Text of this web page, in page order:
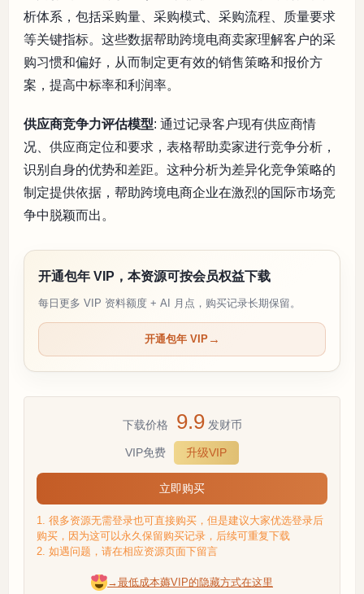
析体系，包括采购量、采购模式、采购流程、质量要求
等关键指标。这些数据帮助跨境电商卖家理解客户的采
购习惯和偏好，从而制定更有效的销售策略和报价方
案，提高中标率和利润率。
供应商竞争力评估模型: 通过记录客户现有供应商情
况、供应商定位和要求，表格帮助卖家进行竞争分析，
识别自身的优势和差距。这种分析为差异化竞争策略的
制定提供依据，帮助跨境电商企业在激烈的国际市场竞
争中脱颖而出。
开通包年 VIP，本资源可按会员权益下载
每日更多 VIP 资料额度 + AI 月点，购买记录长期保留。
开通包年 VIP
下载价格 9.9发财币
VIP免费 升级VIP
立即购买
1. 很多资源无需登录也可直接购买，但是建议大家优选登录后
购买，因为这可以永久保留购买记录，后续可重复下载
2. 如遇问题，请在相应资源页面下留言
→最低成本薅VIP的隐藏方式在这里